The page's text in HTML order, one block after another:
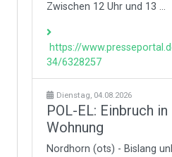
Zwischen 12 Uhr und 13 ...
https://
34/6328257
Dienstag, 04.08.2026
POL-EL: Einbruch
Wohnung
Nordhorn (ots) - Bislang